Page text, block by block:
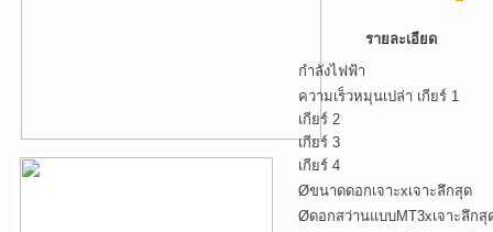
รายละเอียด
กำลังไฟฟ้า
ความเร็วหมุนเปล่า เกียร์ 1
เกียร์ 2
เกียร์ 3
เกียร์ 4
Øขนาดดอกเจาะxเจาะลึกสุด
Øดอกสว่านแบบMT3xเจาะลึกสุ